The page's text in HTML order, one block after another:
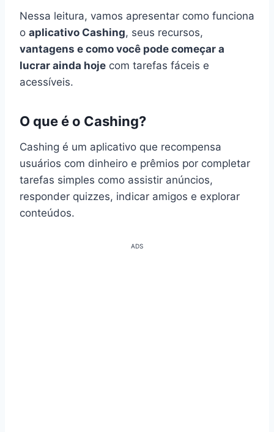
Nessa leitura, vamos apresentar como funciona
o aplicativo Cashing, seus recursos,
vantagens e como você pode começar a
lucrar ainda hoje com tarefas fáceis e
acessíveis.
O que é o Cashing?
Cashing é um aplicativo que recompensa
usuários com dinheiro e prêmios por completar
tarefas simples como assistir anúncios,
responder quizzes, indicar amigos e explorar
conteúdos.
ADS